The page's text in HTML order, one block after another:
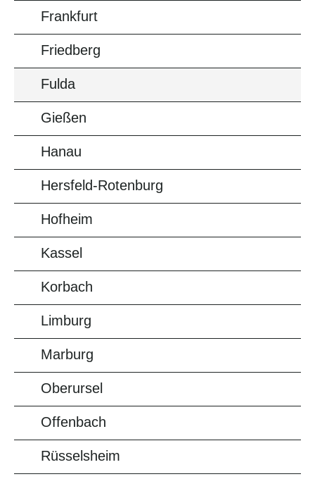
Frankfurt
Friedberg
Fulda
Gießen
Hanau
Hersfeld-Rotenburg
Hofheim
Kassel
Korbach
Limburg
Marburg
Oberursel
Offenbach
Rüsselsheim